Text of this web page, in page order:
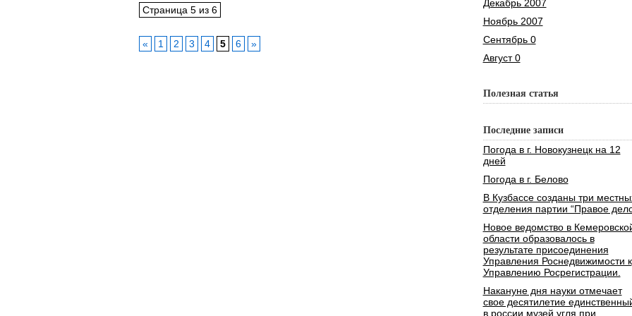
Страница 5 из 6
« 1 2 3 4 5 6 »
Декабрь 2007
Ноябрь 2007
Сентябрь 0
Август 0
Полезная статья
Последние записи
Погода в г. Новокузнецк на 12
дней
Погода в г. Белово
В Кузбассе созданы три
отделения партии “Правое
Новое ведомство в
области образовалось в
результате присоединения
Управления Роснедвижимости к
Управлению Росрегистрации.
Накануне дня науки отмечает
свое десятилетие
в россии музей угля при